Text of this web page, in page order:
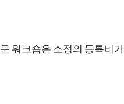
워크숍은 소정의 등록비